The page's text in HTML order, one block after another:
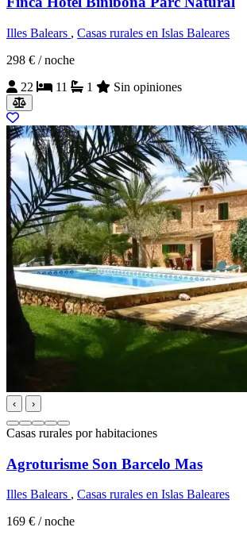
Illes Balears , Casas rurales en Islas Baleares
298 € / noche
22
11 1 Sin opiniones
‹ ›
Casas rurales por habitaciones
Agroturisme Son Barcelo Mas
Illes Balears , Casas rurales en Islas Baleares
169 € / noche